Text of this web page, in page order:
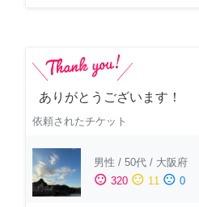
ありがとうございます！
依頼されたチケット
男性 / 50代 / 大阪府
sentiment_satisfied 320 sentiment_neutral 11 sentiment_dissatisfied 0